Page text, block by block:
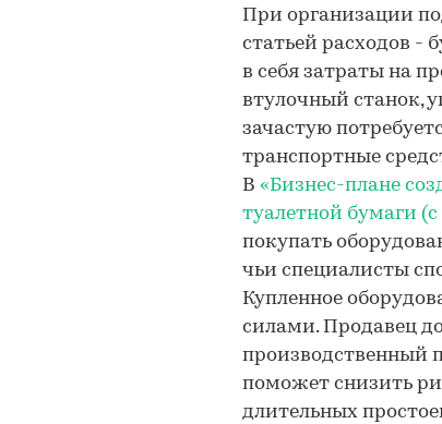
При организации
статьей расходов -
в себя затраты на
втулочный станок,
зачастую
транспортные
В «Бизнес-плане
туалетной бумаги
покупать
чьи специалисты
Купленное
силами. Продавец
производственный
поможет снизить
длительных